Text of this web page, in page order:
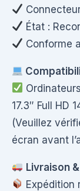
État :
Conforme
17.3″ Full HD
(Veuillez
écran avant
Livraison
Expédition